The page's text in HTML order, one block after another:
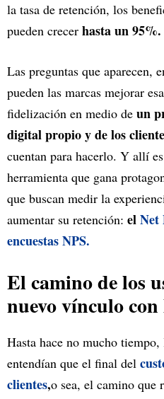
la tasa de retención, los
pueden crecer hasta un 95%.
Las preguntas que aparecen,
pueden las marcas mejorar
fidelización en medio de un
digital propio y de los
cuentan para hacerlo. Y allí
herramienta que gana
que buscan medir la
aumentar su retención: elNet
encuestas NPS.
El camino de los
nuevo vínculo con
Hasta hace no mucho
entendían que el final del
clientes,o sea, el camino que